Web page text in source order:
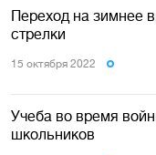
Переход на зимнее
стрелки
15 октября 2022
Учеба во время
школьников